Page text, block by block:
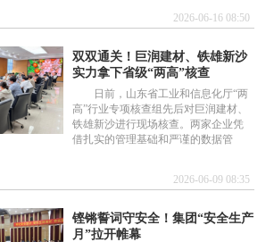
2026-06-16 08:50
双双通关！巨润建材、铁雄新沙
实力拿下省级“两高”核查
日前，山东省工业和信息化厅“两
高”行业专项核查组先后对巨润建材、
铁雄新沙进行现场核查。两家企业凭
借扎实的管理基础和严谨的数据管
2026-06-09 08:35
铿锵誓词守安全！集团“安全生产
月”拉开帷幕